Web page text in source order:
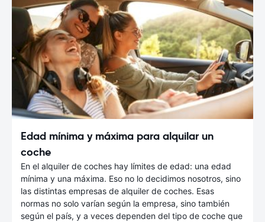
Edad mínima y máxima para alquilar un
coche
En el alquiler de coches hay límites de edad: una edad
mínima y una máxima. Eso no lo decidimos nosotros, sino
las distintas empresas de alquiler de coches. Esas
normas no solo varían según la empresa, sino también
según el país, y a veces dependen del tipo de coche que